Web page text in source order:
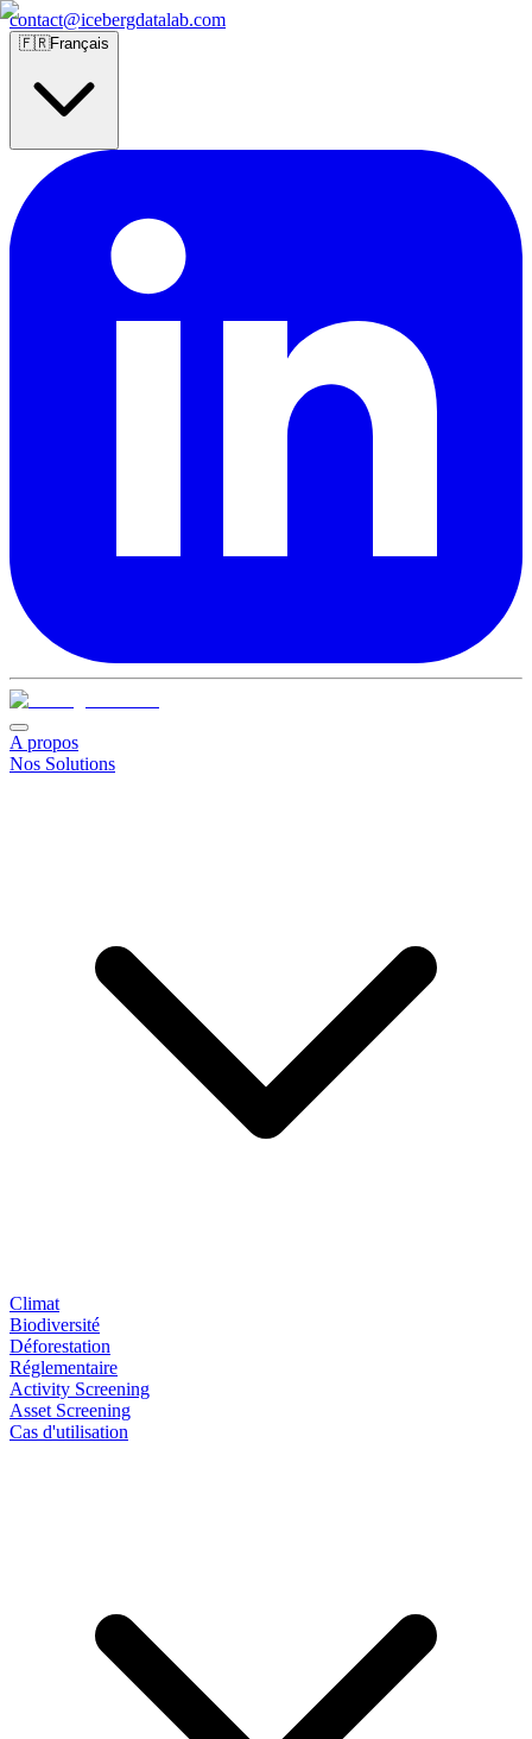
contact@icebergdatalab.com
🇫🇷Français
A propos
Nos Solutions
Climat
Biodiversité
Déforestation
Réglementaire
Activity Screening
Asset Screening
Cas d'utilisation